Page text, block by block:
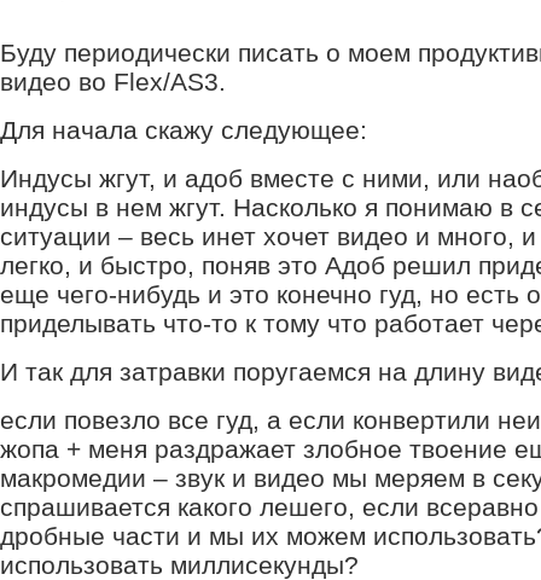
Буду периодически писать о моем
видео во Flex/AS3.
Для начала скажу следующее:
Индусы жгут, и адоб вместе с ними, или
индусы в нем жгут. Насколько я понимаю в
ситуации – весь инет хочет видео и много,
легко, и быстро, поняв это Адоб решил
еще чего-нибудь и это конечно гуд, но есть
приделывать что-то к тому что работает
И так для затравки поругаемся на длину
если повезло все гуд, а если конвертили
жопа + меня раздражает злобное твоение
макромедии – звук и видео мы меряем в
спрашивается какого лешего, если
дробные части и мы их можем
использовать миллисекунды?